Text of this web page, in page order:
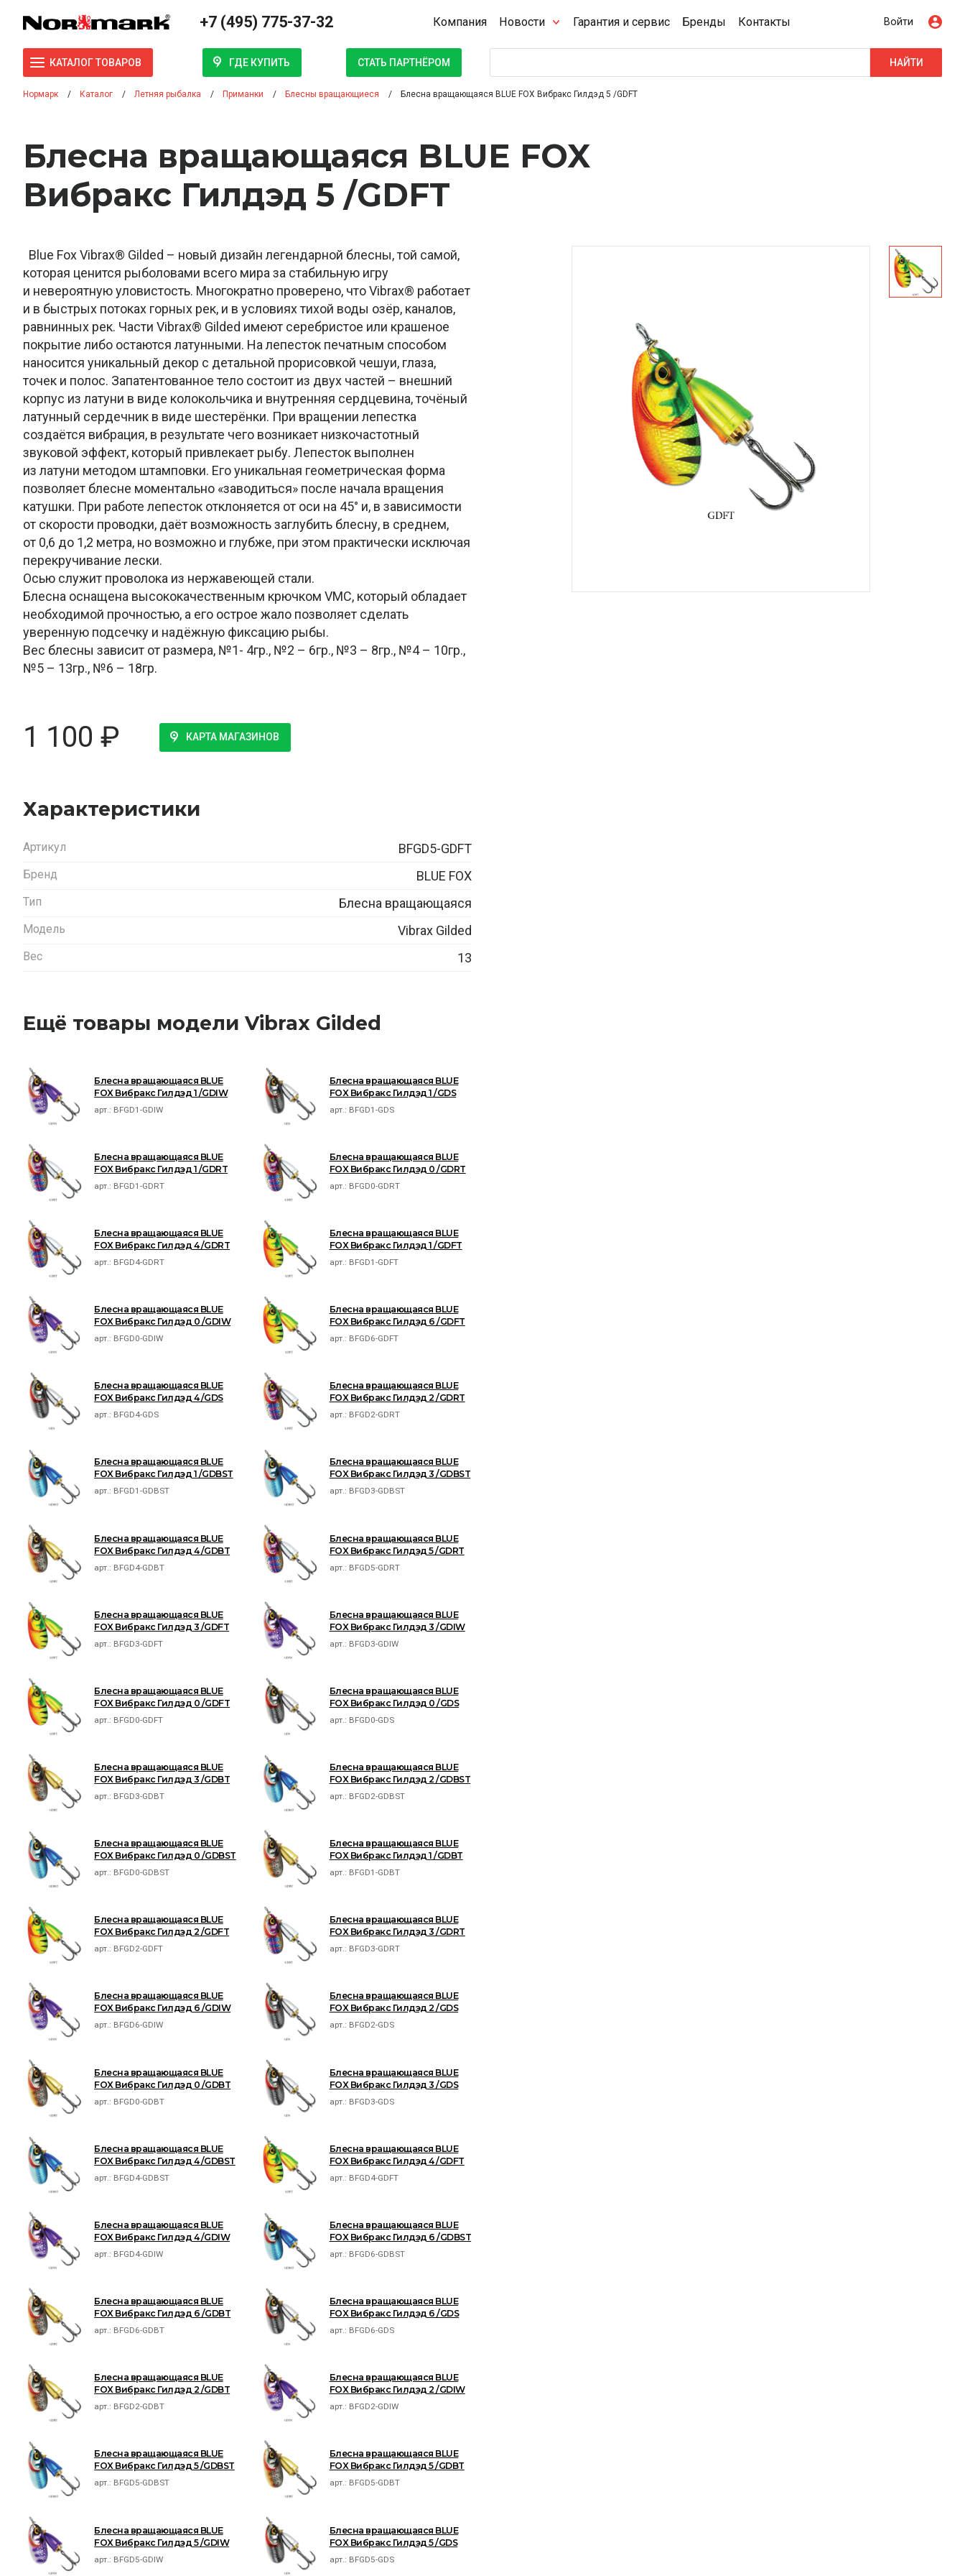
+7 (495) 775-37-32 Компания Новости Гарантия и сервис Бренды Контакты Войти
КАТАЛОГ ТОВАРОВ ГДЕ КУПИТЬ СТАТЬ ПАРТНЁРОМ НАЙТИ
Нормарк Каталог Летняя рыбалка Приманки Блесны вращающиеся Блесна вращающаяся BLUE FOX Вибракс Гилдэд 5 /GDFT
Блесна вращающаяся BLUE FOX
Вибракс Гилдэд 5 /GDFT
Blue Fox Vibrax® Gilded – новый дизайн легендарной блесны, той самой,
которая ценится рыболовами всего мира за стабильную игру
и невероятную уловистость. Многократно проверено, что Vibrax® работает
и в быстрых потоках горных рек, и в условиях тихой воды озёр, каналов,
равнинных рек. Части Vibrax® Gilded имеют серебристое или крашеное
покрытие либо остаются латунными. На лепесток печатным способом
наносится уникальный декор с детальной прорисовкой чешуи, глаза,
точек и полос. Запатентованное тело состоит из двух частей – внешний
корпус из латуни в виде колокольчика и внутренняя сердцевина, точёный
латунный сердечник в виде шестерёнки. При вращении лепестка
создаётся вибрация, в результате чего возникает низкочастотный
звуковой эффект, который привлекает рыбу. Лепесток выполнен
из латуни методом штамповки. Его уникальная геометрическая форма
позволяет блесне моментально «заводиться» после начала вращения
катушки. При работе лепесток отклоняется от оси на 45° и, в зависимости
от скорости проводки, даёт возможность заглубить блесну, в среднем,
от 0,6 до 1,2 метра, но возможно и глубже, при этом практически исключая
перекручивание лески.
Осью служит проволока из нержавеющей стали.
Блесна оснащена высококачественным крючком VMC, который обладает
необходимой прочностью, а его острое жало позволяет сделать
уверенную подсечку и надёжную фиксацию рыбы.
Вес блесны зависит от размера, №1- 4гр., №2 – 6гр., №3 – 8гр., №4 – 10гр.,
№5 – 13гр., №6 – 18гр.
1 100 ₽ КАРТА МАГАЗИНОВ
Характеристики
Артикул BFGD5-GDFT
Бренд BLUE FOX
Тип Блесна вращающаяся
Модель Vibrax Gilded
Вес 13
Ещё товары модели Vibrax Gilded
Блесна вращающаяся BLUE
FOX Вибракс Гилдэд 1 /GDIW
арт.: BFGD1-GDIW
Блесна вращающаяся BLUE
FOX Вибракс Гилдэд 1 /GDS
арт.: BFGD1-GDS
Блесна вращающаяся BLUE
FOX Вибракс Гилдэд 1 /GDRT
арт.: BFGD1-GDRT
Блесна вращающаяся BLUE
FOX Вибракс Гилдэд 0 /GDRT
арт.: BFGD0-GDRT
Блесна вращающаяся BLUE
FOX Вибракс Гилдэд 4 /GDRT
арт.: BFGD4-GDRT
Блесна вращающаяся BLUE
FOX Вибракс Гилдэд 1 /GDFT
арт.: BFGD1-GDFT
Блесна вращающаяся BLUE
FOX Вибракс Гилдэд 0 /GDIW
арт.: BFGD0-GDIW
Блесна вращающаяся BLUE
FOX Вибракс Гилдэд 6 /GDFT
арт.: BFGD6-GDFT
Блесна вращающаяся BLUE
FOX Вибракс Гилдэд 4 /GDS
арт.: BFGD4-GDS
Блесна вращающаяся BLUE
FOX Вибракс Гилдэд 2 /GDRT
арт.: BFGD2-GDRT
Блесна вращающаяся BLUE
FOX Вибракс Гилдэд 1 /GDBST
арт.: BFGD1-GDBST
Блесна вращающаяся BLUE
FOX Вибракс Гилдэд 3 /GDBST
арт.: BFGD3-GDBST
Блесна вращающаяся BLUE
FOX Вибракс Гилдэд 4 /GDBT
арт.: BFGD4-GDBT
Блесна вращающаяся BLUE
FOX Вибракс Гилдэд 5 /GDRT
арт.: BFGD5-GDRT
Блесна вращающаяся BLUE
FOX Вибракс Гилдэд 3 /GDFT
арт.: BFGD3-GDFT
Блесна вращающаяся BLUE
FOX Вибракс Гилдэд 3 /GDIW
арт.: BFGD3-GDIW
Блесна вращающаяся BLUE
FOX Вибракс Гилдэд 0 /GDFT
арт.: BFGD0-GDFT
Блесна вращающаяся BLUE
FOX Вибракс Гилдэд 0 /GDS
арт.: BFGD0-GDS
Блесна вращающаяся BLUE
FOX Вибракс Гилдэд 3 /GDBT
арт.: BFGD3-GDBT
Блесна вращающаяся BLUE
FOX Вибракс Гилдэд 2 /GDBST
арт.: BFGD2-GDBST
Блесна вращающаяся BLUE
FOX Вибракс Гилдэд 0 /GDBST
арт.: BFGD0-GDBST
Блесна вращающаяся BLUE
FOX Вибракс Гилдэд 1 /GDBT
арт.: BFGD1-GDBT
Блесна вращающаяся BLUE
FOX Вибракс Гилдэд 2 /GDFT
арт.: BFGD2-GDFT
Блесна вращающаяся BLUE
FOX Вибракс Гилдэд 3 /GDRT
арт.: BFGD3-GDRT
Блесна вращающаяся BLUE
FOX Вибракс Гилдэд 6 /GDIW
арт.: BFGD6-GDIW
Блесна вращающаяся BLUE
FOX Вибракс Гилдэд 2 /GDS
арт.: BFGD2-GDS
Блесна вращающаяся BLUE
FOX Вибракс Гилдэд 0 /GDBT
арт.: BFGD0-GDBT
Блесна вращающаяся BLUE
FOX Вибракс Гилдэд 3 /GDS
арт.: BFGD3-GDS
Блесна вращающаяся BLUE
FOX Вибракс Гилдэд 4 /GDBST
арт.: BFGD4-GDBST
Блесна вращающаяся BLUE
FOX Вибракс Гилдэд 4 /GDFT
арт.: BFGD4-GDFT
Блесна вращающаяся BLUE
FOX Вибракс Гилдэд 4 /GDIW
арт.: BFGD4-GDIW
Блесна вращающаяся BLUE
FOX Вибракс Гилдэд 6 /GDBST
арт.: BFGD6-GDBST
Блесна вращающаяся BLUE
FOX Вибракс Гилдэд 6 /GDBT
арт.: BFGD6-GDBT
Блесна вращающаяся BLUE
FOX Вибракс Гилдэд 6 /GDS
арт.: BFGD6-GDS
Блесна вращающаяся BLUE
FOX Вибракс Гилдэд 2 /GDBT
арт.: BFGD2-GDBT
Блесна вращающаяся BLUE
FOX Вибракс Гилдэд 2 /GDIW
арт.: BFGD2-GDIW
Блесна вращающаяся BLUE
FOX Вибракс Гилдэд 5 /GDBST
арт.: BFGD5-GDBST
Блесна вращающаяся BLUE
FOX Вибракс Гилдэд 5 /GDBT
арт.: BFGD5-GDBT
Блесна вращающаяся BLUE
FOX Вибракс Гилдэд 5 /GDIW
арт.: BFGD5-GDIW
Блесна вращающаяся BLUE
FOX Вибракс Гилдэд 5 /GDS
арт.: BFGD5-GDS